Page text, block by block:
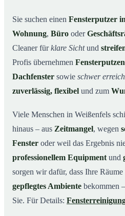
03Unsere Leistungen im
04Warum Mr. Cleaner in
05So funktioniert’s
07Jetzt kostenloses Angebot
Weißenfels im Einsatz
Sie suchen einen Fensterputzer
Wohnung, Büro oder
Cleaner fürklare Sichtund
Profis übernehmen Fensterputzen
Dachfenster sowie schwer
zuverlässig, flexibel und zum
Viele Menschen in Weißenfels
hinaus – aus Zeitmangel, wegen
Fenster oder weil das Ergebnis
professionellem Equipment und
sorgen wir dafür, dass Ihre
gepflegtes Ambiente bekommen
Sie. Für Details: